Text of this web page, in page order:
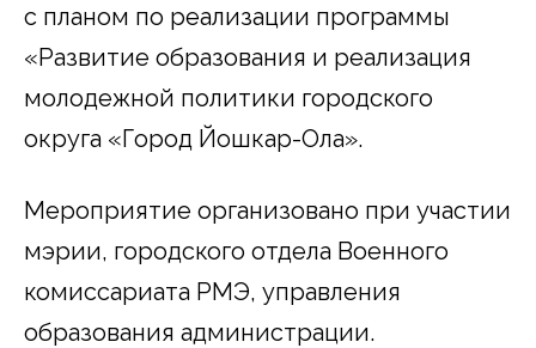
с планом по реализации программы
«Развитие образования и реализация
молодежной политики городского
округа «Город Йошкар-Ола».
Мероприятие организовано при участии
мэрии, городского отдела Военного
комиссариата РМЭ, управления
образования администрации.